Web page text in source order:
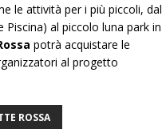
le attività per i più piccoli, dal
al piccolo luna park in
potrà acquistare le
al progetto
ROSSA